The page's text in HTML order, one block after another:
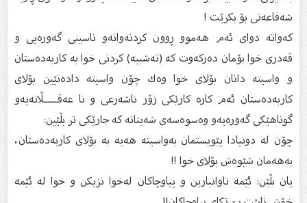
شەفاعەتی بۆ بكرێت !
كەواتە دوای ئەم هەموو ڕوون كردنەوانەو ناسینی گەورەیی و
قەدری خوا بۆمان دەركەوت كە (تەشبیە) كردنی خوا بە كاربەدەستان
و واسیتە دانان بۆلای خوا وەك چۆن واسیتە دادەنێین بۆلای
كاربەدەستان ئەم كارە كارێكی زۆر ناشەرعی و نا عەقـــــڵانەیەو
گوناهێكی گەورەیەو وەسوەسەی شەیتانە كە جارێكی تر بڵێین:
چۆن لە دونیادا پێویستمان بەواسیتە هەیە بە بۆلای كاربەدەستان،
بەهەمان شێوەش بۆلای خوا !!
یان بڵێن: ئێمە تاوانبارین و پیاوچاكان لەخوا نزیكن و خوا لە ئێمە